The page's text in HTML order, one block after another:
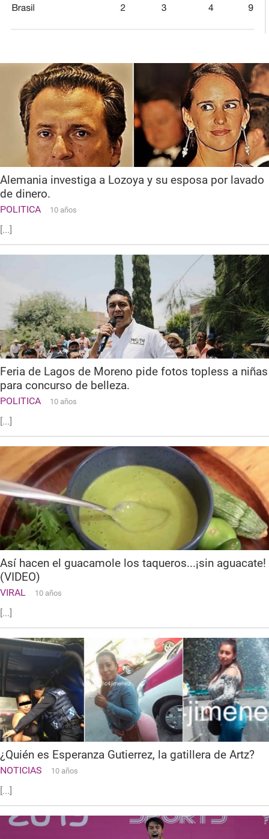
Alemania investiga a Lozoya y su esposa por lavado
de dinero.
POLITICA 10 años
[...]
Feria de Lagos de Moreno pide fotos topless a niñas
para concurso de belleza.
POLITICA 10 años
[...]
Así hacen el guacamole los taqueros...¡sin aguacate!
(VIDEO)
VIRAL 10 años
[...]
¿Quién es Esperanza Gutierrez, la gatillera de Artz?
NOTICIAS 10 años
[...]